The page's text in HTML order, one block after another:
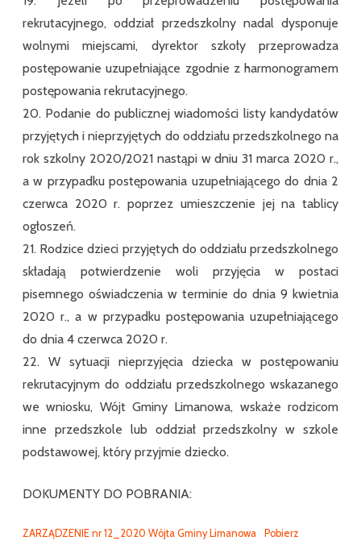
rekrutacyjnego, oddział przedszkolny nadal dysponuje
wolnymi miejscami, dyrektor szkoły przeprowadza
postępowanie uzupełniające zgodnie z harmonogramem
postępowania rekrutacyjnego.
20. Podanie do publicznej wiadomości listy kandydatów
przyjętych i nieprzyjętych do oddziału przedszkolnego na
rok szkolny 2020/2021 nastąpi w dniu 31 marca 2020 r.,
a w przypadku postępowania uzupełniającego do dnia 2
czerwca 2020 r. poprzez umieszczenie jej na tablicy
ogłoszeń.
21. Rodzice dzieci przyjętych do oddziału przedszkolnego
składają potwierdzenie woli przyjęcia w postaci
pisemnego oświadczenia w terminie do dnia 9 kwietnia
2020 r., a w przypadku postępowania uzupełniającego
do dnia 4 czerwca 2020 r.
22. W sytuacji nieprzyjęcia dziecka w postępowaniu
rekrutacyjnym do oddziału przedszkolnego wskazanego
we wniosku, Wójt Gminy Limanowa, wskaże rodzicom
inne przedszkole lub oddział przedszkolny w szkole
podstawowej, który przyjmie dziecko.
DOKUMENTY DO POBRANIA:
ZARZĄDZENIE nr 12_2020 Wójta Gminy Limanowa Pobierz